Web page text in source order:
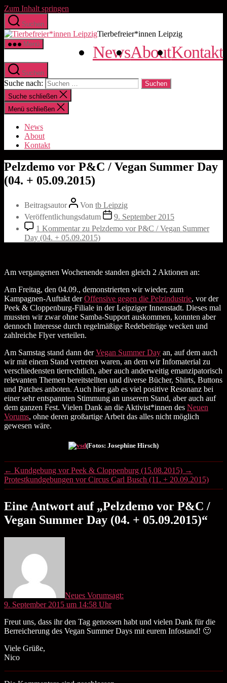
Zum Inhalt springen
Suchen
Tierbefreier*innen Leipzig
Menü NewsAboutKontakt
Suchen
Suche nach:
Suche schließen
Menü schließen
News
About
Kontakt
Pelzdemo vor P&C / Vegan Summer Day
(04. + 05.09.2015)
Beitragsautor Von tb Leipzig
Veröffentlichungsdatum
9. September 2015
1 Kommentarzu Pelzdemo vor P&C / Vegan Summer
Day (04. + 05.09.2015)
Am vergangenen Wochenende standen gleich 2 Aktionen an:
Am Freitag, den 04.09., demonstrierten wir wieder, zum
Kampagnen-Auftakt derOffensive gegen die Pelzindustrie, vor der
Peek & Cloppenburg-Filiale in der Leipziger Innenstadt. Dieses mal
mussten wir zwar ohne Samba-Support auskommen, konnten aber
dennoch Interesse durch regelmäßige Redebeiträge wecken und
zahlreiche Flyer verteilen.
Am Samstag stand dann derVegan Summer Day an, auf dem auch
wir mit einem Stand vertreten waren, an dem wir Infomaterial zu
verschiedensten tierrechtlich, aber auch anderweitig emanzipatorisch
relevanten Themen bereitstellten und diverse Bücher, Shirts, Buttons
und Patches anboten. Auch hier gab es viel positive Resonanz bei
einer sehr entspannten Stimmung an unserem Stand, aber auch auf
dem ganzen Fest. Vielen Dank an die Aktivist*innen des Neuen
Vorums, ohne deren großartige Arbeit das alles nicht möglich
gewesen wäre.
(Fotos: Josephine Hirsch)
← Kundgebung vor Peek & Cloppenburg (15.08.2015) →
Protestkundgebungen vor Circus Carl Busch (11. + 20.09.2015)
Eine Antwort auf „Pelzdemo vor P&C /
Vegan Summer Day (04. + 05.09.2015)“
Neues Vorumsagt:
9. September 2015 um 14:58 Uhr
Freut uns, dass ihr den Tag genossen habt und vielen Dank für die
Berreicherung des Vegan Summer Days mit eurem Infostand! 🙂
Viele Grüße,
Nico